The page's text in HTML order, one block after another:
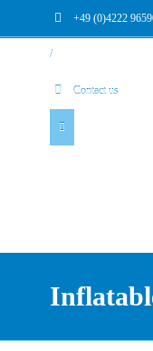
+49 (0)4222
/
Contact us